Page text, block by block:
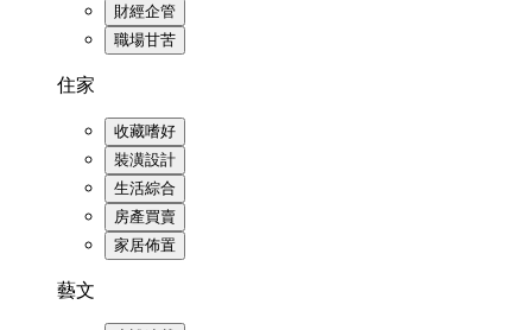
財經企管
職場甘苦
住家
收藏嗜好
裝潢設計
生活綜合
房產買賣
家居佈置
藝文